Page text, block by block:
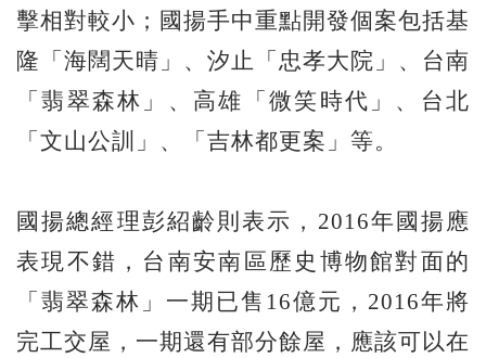
擊相對較小；國揚手中重點開發個案包括基
隆「海闊天晴」、汐止「忠孝大院」、台南
「翡翠森林」、高雄「微笑時代」、台北
「文山公訓」、「吉林都更案」等。
國揚總經理彭紹齡則表示，2016年國揚應
表現不錯，台南安南區歷史博物館對面的
「翡翠森林」一期已售16億元，2016年將
完工交屋，一期還有部分餘屋，應該可以在